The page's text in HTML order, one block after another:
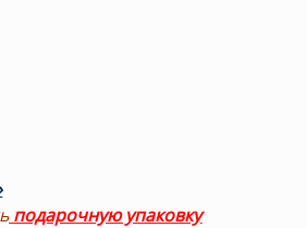
подарочную упаковку